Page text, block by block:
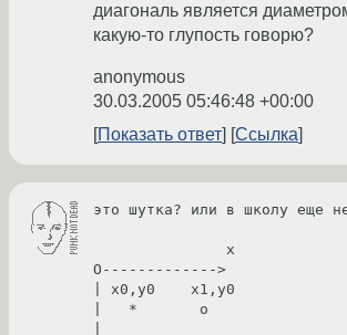
диагональ является
какую-то глупость говорю?
anonymous
30.03.2005 05:46:48 +00:00
Показать ответ
Ссылка
это шутка? или в школу еще
O------------->
| x0,y0    x1,y0
|   *       o